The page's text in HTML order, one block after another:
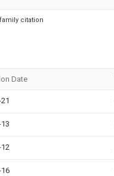
citation
Date